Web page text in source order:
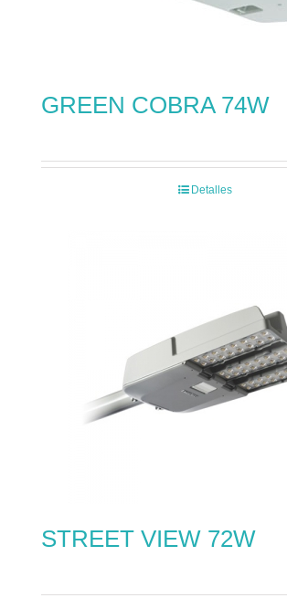
GREEN COBRA 74W
Detalles
STREET VIEW 72W